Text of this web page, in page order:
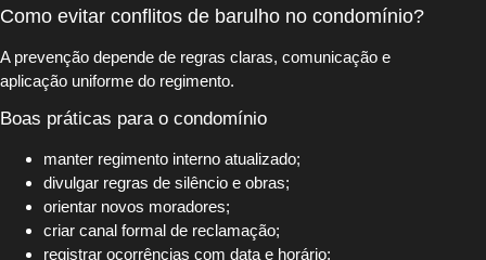
Como evitar conflitos de barulho no condomínio?
A prevenção depende de regras claras, comunicação e
aplicação uniforme do regimento.
Boas práticas para o condomínio
manter regimento interno atualizado;
divulgar regras de silêncio e obras;
orientar novos moradores;
criar canal formal de reclamação;
registrar ocorrências com data e horário;